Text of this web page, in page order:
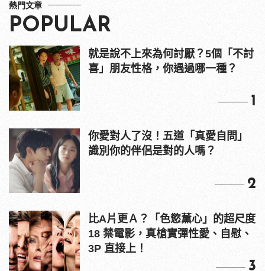
熱門文章
POPULAR
就是說不上來為何討厭？5個「不討
喜」朋友性格，你遇過哪一種？
1
你愛對人了沒！五道「真愛自問」
識別你的伴侶是對的人嗎？
2
比A片更Ａ？「色慾薰心」的超尺度
18 禁電影，真槍實彈性愛、自慰、
3P 直接上！
3